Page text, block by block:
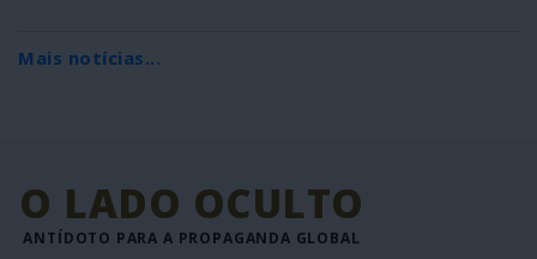
Mais notícias...
O LADO OCULTO
ANTÍDOTO PARA A PROPAGANDA GLOBAL